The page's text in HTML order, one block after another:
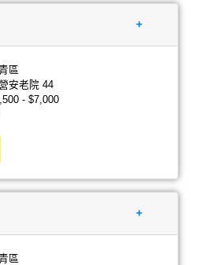
+
區
安老院 44
- $7,000
+
區